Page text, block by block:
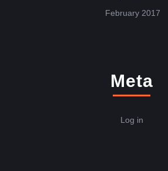
February 2017
Meta
Log in